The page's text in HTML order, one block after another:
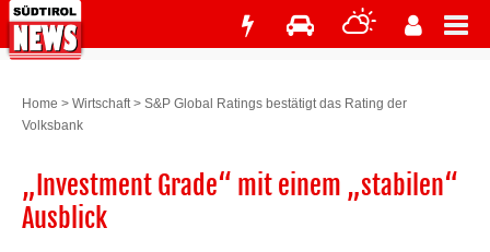
Home > Wirtschaft> S&P Global Ratings bestätigt das Rating der
Volksbank
„Investment Grade“ mit einem „stabilen“
Ausblick